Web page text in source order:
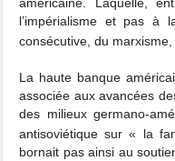
américaine. Laquelle,
l’impérialisme et pas à
consécutive, du
La haute banque
associée aux avancées
des milieux germano-
antisoviétique sur « la
bornait pas ainsi au